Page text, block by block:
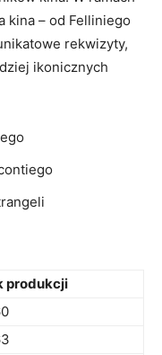
kina – od Felliniego
rekwizyty,
ikonicznych
‌produkcji